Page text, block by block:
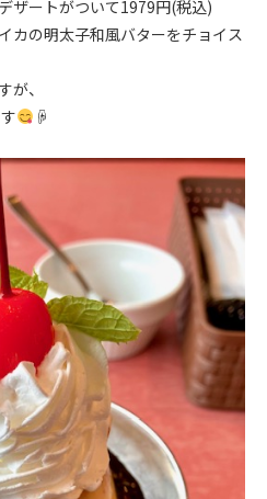
ザートがついて1979円(税込)
カの明太子和風バターをチョイス
が、
☟